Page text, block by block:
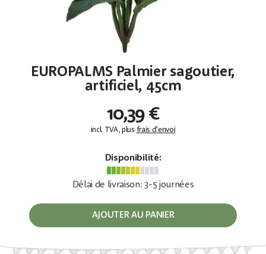
EUROPALMS Palmier sagoutier,
artificiel, 45cm
10,39 €
incl. TVA, plus frais d'envoi
Disponibilité:
Délai de livraison: 3-5 journées
AJOUTER AU PANIER